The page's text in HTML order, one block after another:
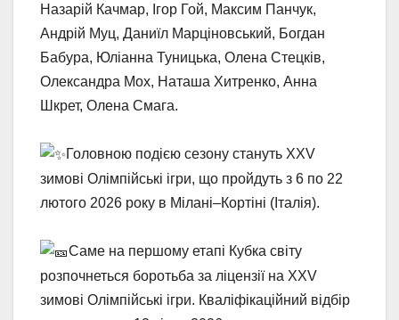
Назарій Качмар, Ігор Гой, Максим Панчук,
Андрій Муц, Даниїл Марціновський, Богдан
Бабура, Юліанна Туницька, Олена Стецків,
Олександра Мох, Наташа Хитренко, Анна
Шкрет, Олена Смага.
Головною подією сезону стануть XXV
зимові Олімпійські ігри, що пройдуть з 6 по 22
лютого 2026 року в Мілані–Кортіні (Італія).
Саме на першому етапі Кубка світу
розпочнеться боротьба за ліцензії на XXV
зимові Олімпійські ігри. Кваліфікаційний відбір